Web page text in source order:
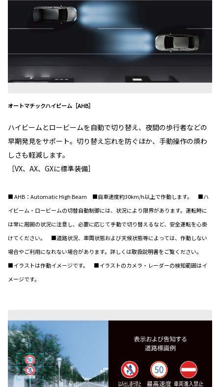
オートマチックハイビーム［AHB］
ハイビームとロービームを自動で切り替え、夜間の歩行者などの
早期発見をサポート。切り替え忘れを防ぐほか、手動操作の煩わ
しさも軽減します。
［VX、AX、GXに標準装備］
■ AHB：Automatic High Beam ■自車速度約30km/h以上で作動します。 ■ハ
イビーム・ロービームの切替自動制御には、状況により限界があります。運転時に
は常に周囲の状況に注意し、必要に応じて手動で切り替えるなど、安全運転を心掛
けてください。 ■道路状況、車両状態および天候状態等によっては、作動しない
場合やご利用になれない場合があります。詳しくは取扱説明書をご覧ください。
■イラストは作動イメージです。 ■イラストのカメラ・レーダーの検知範囲はイ
メージです。